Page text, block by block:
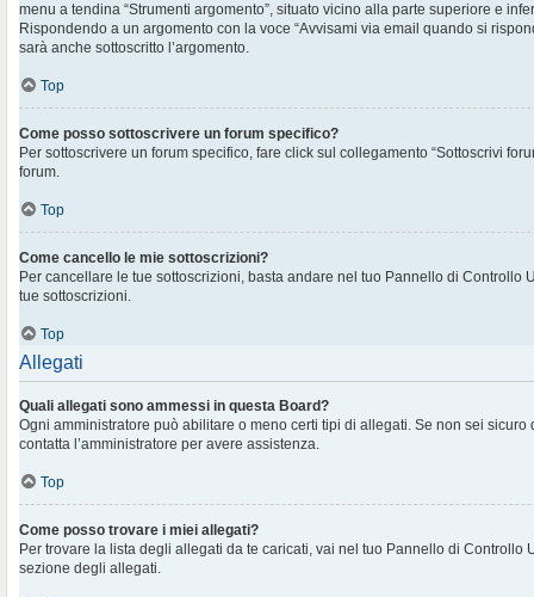
menu a tendina “Strumenti argomento”, situato vicino alla parte superiore e
Rispondendo a un argomento con la voce “Avvisami via email quando si
sarà anche sottoscritto l’argomento.
Top
Come posso sottoscrivere un forum specifico?
Per sottoscrivere un forum specifico, fare click sul collegamento “Sottoscrivi
forum.
Top
Come cancello le mie sottoscrizioni?
Per cancellare le tue sottoscrizioni, basta andare nel tuo Pannello di Controllo
tue sottoscrizioni.
Top
Allegati
Quali allegati sono ammessi in questa Board?
Ogni amministratore può abilitare o meno certi tipi di allegati. Se non sei sicuro
contatta l’amministratore per avere assistenza.
Top
Come posso trovare i miei allegati?
Per trovare la lista degli allegati da te caricati, vai nel tuo Pannello di Controllo
sezione degli allegati.